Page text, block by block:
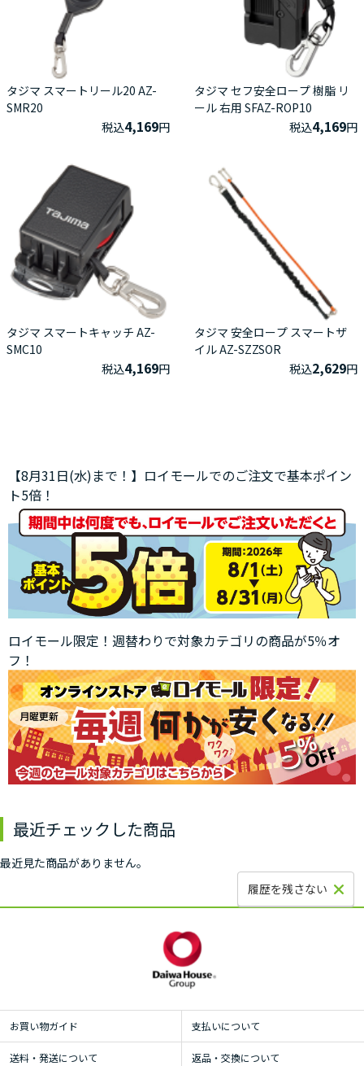
タジマ スマートリール20 AZ-
SMR20
税込4,169円
タジマ セフ安全ロープ 樹脂 リ
ール 右用 SFAZ-ROP10
税込4,169円
タジマ スマートキャッチ AZ-
SMC10
税込4,169円
タジマ 安全ロープ スマートザ
イル AZ-SZZSOR
税込2,629円
【8月31日(水)まで！】ロイモールでのご注文で基本ポイン
ト5倍！
ロイモール限定！週替わりで対象カテゴリの商品が5％オ
フ！
最近チェックした商品
最近見た商品がありません。
履歴を残さない
お買い物ガイド 支払いについて
送料・発送について 返品・交換について